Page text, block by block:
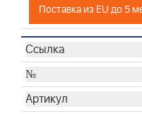
Поставка из EU до 5